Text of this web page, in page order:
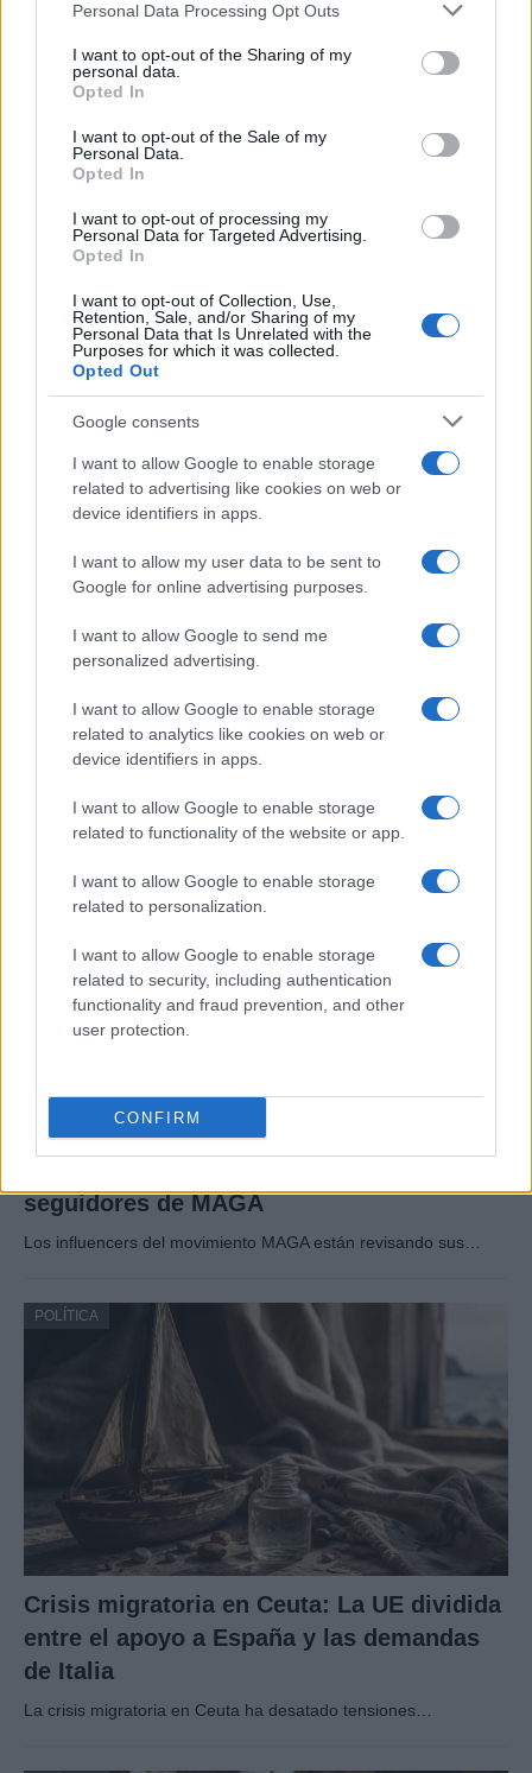
Please note that this website/app uses one or more Google
not limited to your visit or usage behaviour. You may click to
grant or deny consent to Google and its third-party tags to
use your data for below specified purposes in below Google
consent section.
Personal Data Processing Opt Outs
I want to opt-out of the Sharing of my
personal data.
Opted In
I want to opt-out of the Sale of my
Personal Data.
Opted In
I want to opt-out of processing my
Personal Data for Targeted Advertising.
Opted In
I want to opt-out of Collection, Use,
Retention, Sale, and/or Sharing of my
Personal Data that Is Unrelated with the
Purposes for which it was collected.
Opted Out
Google consents
I want to allow Google to enable storage
related to advertising like cookies on web or
device identifiers in apps.
I want to allow my user data to be sent to
Google for online advertising purposes.
I want to allow Google to send me
personalized advertising.
I want to allow Google to enable storage
related to analytics like cookies on web or
device identifiers in apps.
I want to allow Google to enable storage
related to functionality of the website or app.
I want to allow Google to enable storage
related to personalization.
I want to allow Google to enable storage
related to security, including authentication
functionality and fraud prevention, and other
user protection.
CONFIRM
Análisis de la crisis migratoria en Ceuta y
las críticas internacionales a Pedro
Sánchez
La crisis migratoria en Ceuta ha generado fuertes…
POLÍTICA
El impacto de la iniciativa de Gabriel
Rufián en el panorama político español
Cómo la política exterior de Trump está
seguidores de MAGA
Los influencers del movimiento MAGA están revisando sus…
POLÍTICA
Crisis migratoria en Ceuta: La UE dividida
entre el apoyo a España y las demandas
de Italia
La crisis migratoria en Ceuta ha desatado tensiones…